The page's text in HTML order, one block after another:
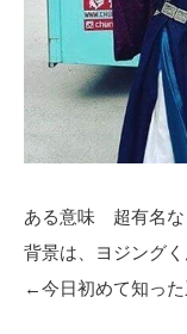
ある意味 超有名
背景は、ヨジング
←今日初めて知った